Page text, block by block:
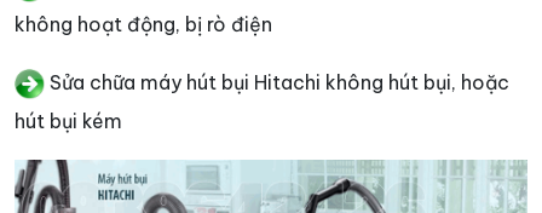
không hoạt động, bị rò điện
Sửa chữa máy hút bụi Hitachi không hút bụi, hoặc
hút bụi kém